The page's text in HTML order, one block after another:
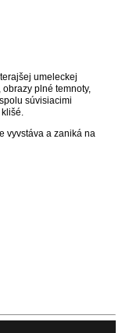
umeleckej
plné temnoty,
súvisiacimi
vyvstáva a zaniká na